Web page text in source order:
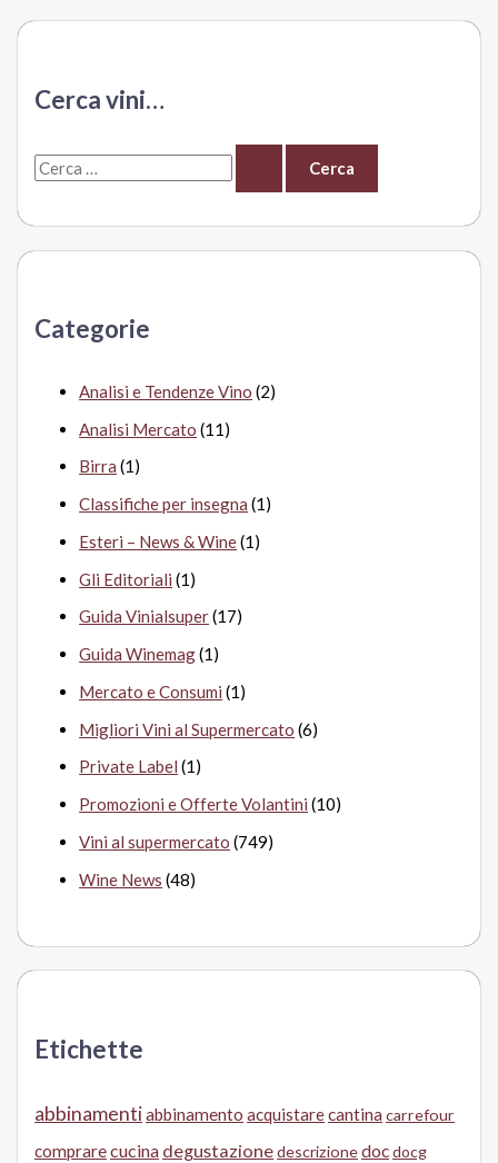
Fiamberti
Cerca vini…
C
r
:Categorie
Analisi e Tendenze Vino (2)
Analisi Mercato (11)
Birra (1)
Classifiche per insegna (1)
Esteri – News & Wine(1)
Gli Editoriali (1)
Guida Vinialsuper(17)
Guida Winemag(1)
Mercato e Consumi (1)
Migliori Vini al Supermercato (6)
Private Label (1)
Promozioni e Offerte Volantini (10)
Vini al supermercato (749)
Wine News (48)
Etichette
abbinamentiabbinamento acquistarecantina carrefour
comprarecucina degustazionedescrizionedocdocg